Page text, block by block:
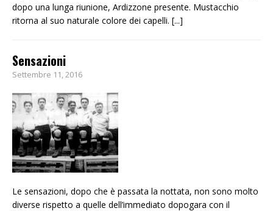
dopo una lunga riunione, Ardizzone presente. Mustacchio
ritorna al suo naturale colore dei capelli. [...]
Sensazioni
Settembre 11, 2016
Le sensazioni, dopo che è passata la nottata, non sono molto
diverse rispetto a quelle dell’immediato dopogara con il